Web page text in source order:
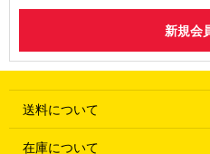
送料について
在庫について